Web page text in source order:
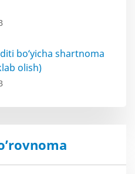
bo‘yicha shartnoma
olish)